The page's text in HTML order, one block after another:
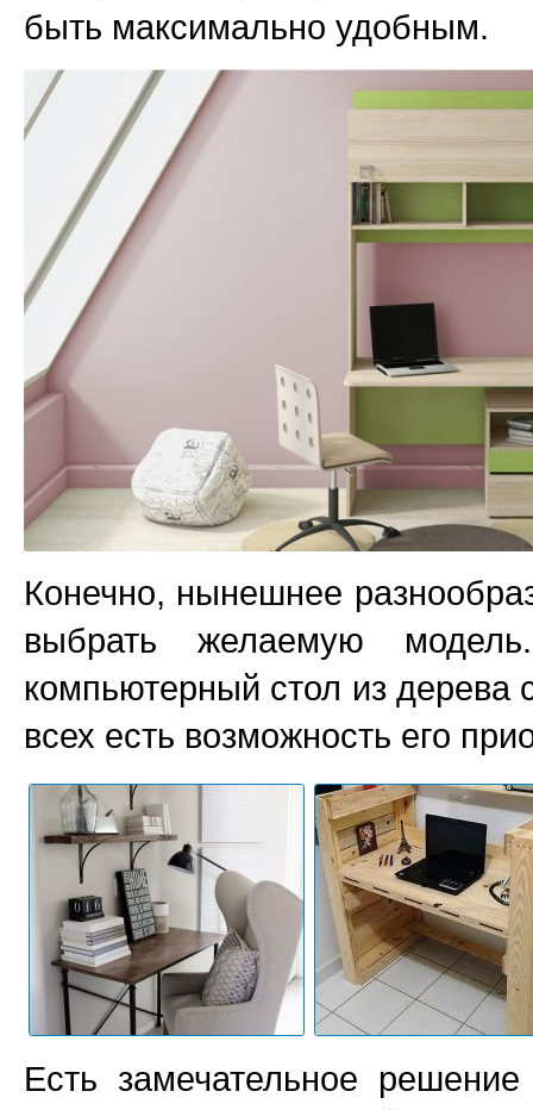
быть максимально удобным.
Конечно, нынешнее
выбрать желаемую
компьютерный стол из дерева
всех есть возможность его
Есть замечательное